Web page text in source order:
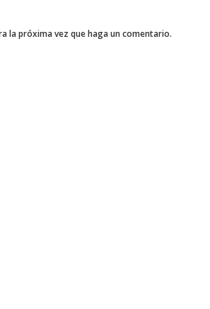
la próxima vez que haga un comentario.